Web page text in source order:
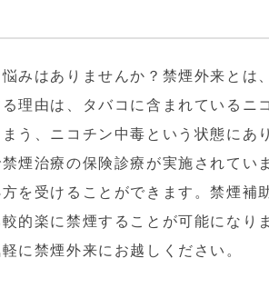
みはありませんか？禁煙外来とは
理由は、タバコに含まれているニ
う、ニコチン中毒という状態にあ
煙治療の保険診療が実施されてい
を受けることができます。禁煙補
的楽に禁煙することが可能になり
に禁煙外来にお越しください。